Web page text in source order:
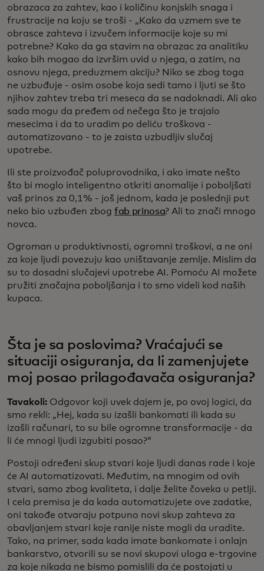
obrazaca za zahtev, kao i količinu konjskih snaga i
frustracije na koju se troši - „Kako da uzmem sve te
obrasce zahteva i izvučem informacije koje su mi
potrebne? Kako da ga stavim na obrazac za analitiku
kako bih mogao da izvršim uvid u njega, a zatim, na
osnovu njega, preduzmem akciju? Niko se zbog toga
ne uzbuđuje - osim osobe koja sedi tamo i ljuti se što
njihov zahtev treba tri meseca da se nadoknadi. Ali ako
sada mogu da pređem od nečega što je trajalo
mesecima i da to uradim po deliću troškova -
automatizovano - to je zaista uzbudljiv slučaj
upotrebe.
Ili ste proizvođač poluprovodnika, i ako imate nešto
što bi moglo inteligentno otkriti anomalije i poboljšati
vaš prinos za 0,1% - još jednom, kada je poslednji put
neko bio uzbuđen zbog fab prinosa? Ali to znači mnogo
novca.
Ogroman u produktivnosti, ogromni troškovi, a ne oni
za koje ljudi povezuju kao uništavanje zemlje. Mislim da
su to dosadni slučajevi upotrebe AI. Pomoću AI možete
pružiti značajna poboljšanja i to smo videli kod naših
kupaca.
Šta je sa poslovima? Vraćajući se
situaciji osiguranja, da li zamenjujete
moj posao prilagođavača osiguranja?
Tavakoli: Odgovor koji uvek dajem je, po ovoj logici, da
smo rekli: „Hej, kada su izašli bankomati ili kada su
izašli računari, to su bile ogromne transformacije - da
li će mnogi ljudi izgubiti posao?“
Postoji određeni skup stvari koje ljudi danas rade i koje
će AI automatizovati. Međutim, na mnogim od ovih
stvari, samo zbog kvaliteta, i dalje želite čoveka u petlji.
I cela premisa je da kada automatizujete ove zadatke,
oni takođe otvaraju potpuno novi skup zahteva za
obavljanjem stvari koje ranije niste mogli da uradite.
Tako, na primer, sada kada imate bankomate i onlajn
bankarstvo, otvorili su se novi skupovi uloga e-trgovine
za koje nikada ne bismo pomislili da će postojati u